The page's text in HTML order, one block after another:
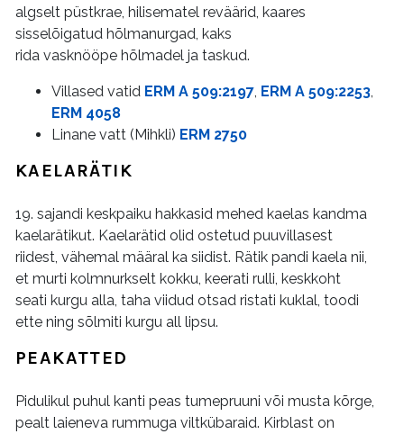
algselt püstkrae, hilisematel reväärid, kaares
sisselõigatud hõlmanurgad, kaks
rida vasknööpe hõlmadel ja taskud.
Villased vatid ERM A 509:2197 ERM A 509:2253
ERM 4058
Linane vatt (Mihkli) ERM 2750
KAELARÄTIK
19. sajandi keskpaiku hakkasid mehed kaelas kandma
kaelarätikut. Kaelarätid olid ostetud puuvillasest
riidest, vähemal määral ka siidist. Rätik pandi kaela nii,
et murti kolmnurkselt kokku, keerati rulli, keskkoht
seati kurgu alla, taha viidud otsad ristati kuklal, toodi
ette ning sõlmiti kurgu all lipsu.
PEAKATTED
Pidulikul puhul kanti peas tumepruuni või musta kõrge,
pealt laieneva rummuga viltkübaraid. Kirblast on